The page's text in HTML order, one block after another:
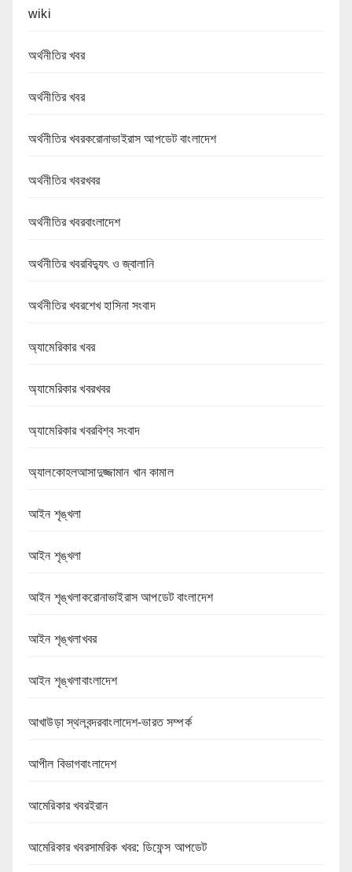
wiki
অর্থনীতির খবর
অর্থনীতির খবর
অর্থনীতির খবরকরোনাভাইরাস আপডেট বাংলাদেশ
অর্থনীতির খবরখবর
অর্থনীতির খবরবাংলাদেশ
অর্থনীতির খবরবিদ্যুৎ ও জ্বালানি
অর্থনীতির খবরশেখ হাসিনা সংবাদ
অ্যামেরিকার খবর
অ্যামেরিকার খবরখবর
অ্যামেরিকার খবরবিশ্ব সংবাদ
অ্যালকোহলআসাদুজ্জামান খান কামাল
আইন শৃঙ্খলা
আইন শৃঙ্খলা
আইন শৃঙ্খলাকরোনাভাইরাস আপডেট বাংলাদেশ
আইন শৃঙ্খলাখবর
আইন শৃঙ্খলাবাংলাদেশ
আখাউড়া স্থলবন্দরবাংলাদেশ-ভারত সম্পর্ক
আপীল বিভাগবাংলাদেশ
আমেরিকার খবরইরান
আমেরিকার খবরসামরিক খবর: ডিফেন্স আপডেট